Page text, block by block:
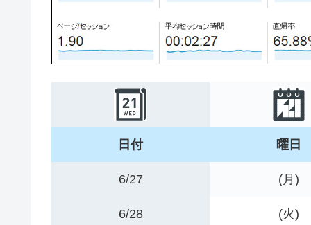
日付 曜日
6/27 (月)
6/28 (火)